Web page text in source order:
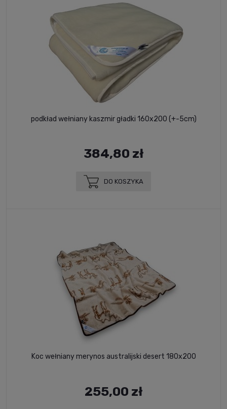
podkład wełniany kaszmir gładki 160x200 (+-5cm)
384,80 zł
DO KOSZYKA
Koc wełniany merynos australijski desert 180x200
255,00 zł